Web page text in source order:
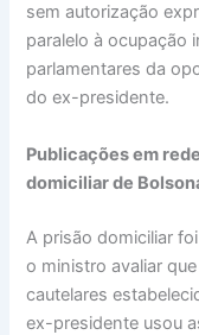
sem autorização
paralelo à ocupação
parlamentares da
do ex-presidente.
Publicações em
domiciliar de
A prisão domiciliar
o ministro avaliar
cautelares
ex-presidente usou